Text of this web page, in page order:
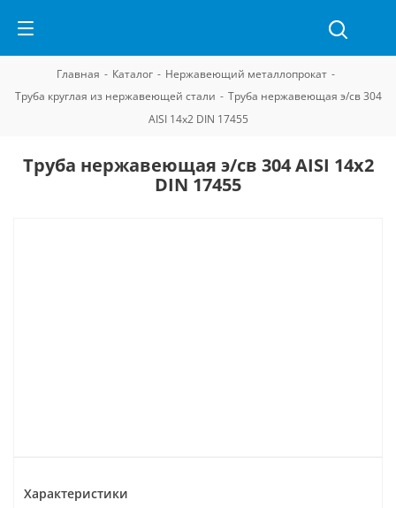
Главная - Каталог - Нержавеющий металлопрокат -
Труба круглая из нержавеющей стали - Труба нержавеющая э/св 304
AISI 14х2 DIN 17455
Труба нержавеющая э/св 304 AISI 14х2
DIN 17455
Характеристики